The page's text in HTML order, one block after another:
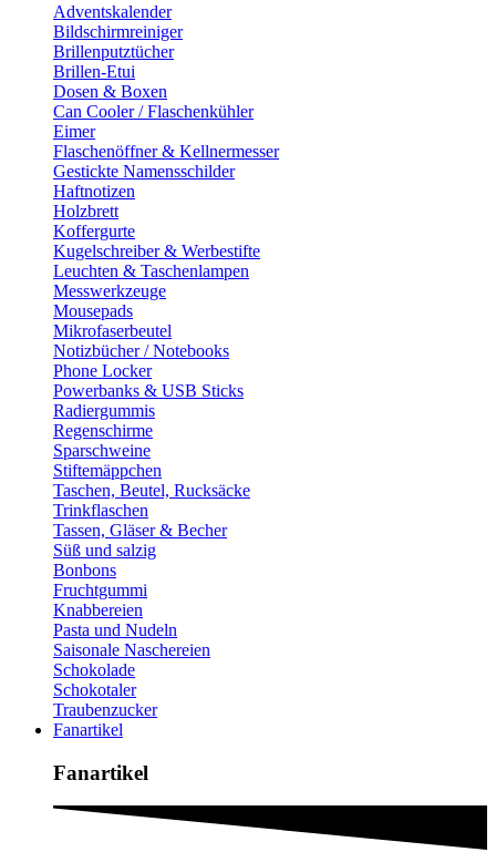
Adventskalender
Bildschirmreiniger
Brillenputztücher
Brillen-Etui
Dosen & Boxen
Can Cooler / Flaschenkühler
Eimer
Flaschenöffner & Kellnermesser
Gestickte Namensschilder
Haftnotizen
Holzbrett
Koffergurte
Kugelschreiber & Werbestifte
Leuchten & Taschenlampen
Messwerkzeuge
Mousepads
Mikrofaserbeutel
Notizbücher / Notebooks
Phone Locker
Powerbanks & USB Sticks
Radiergummis
Regenschirme
Sparschweine
Stiftemäppchen
Taschen, Beutel, Rucksäcke
Trinkflaschen
Tassen, Gläser & Becher
Süß und salzig
Bonbons
Fruchtgummi
Knabbereien
Pasta und Nudeln
Saisonale Naschereien
Schokolade
Schokotaler
Traubenzucker
Fanartikel
Fanartikel​